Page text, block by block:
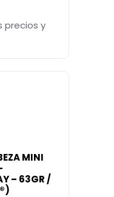
precios y
MINI
– 63GR /